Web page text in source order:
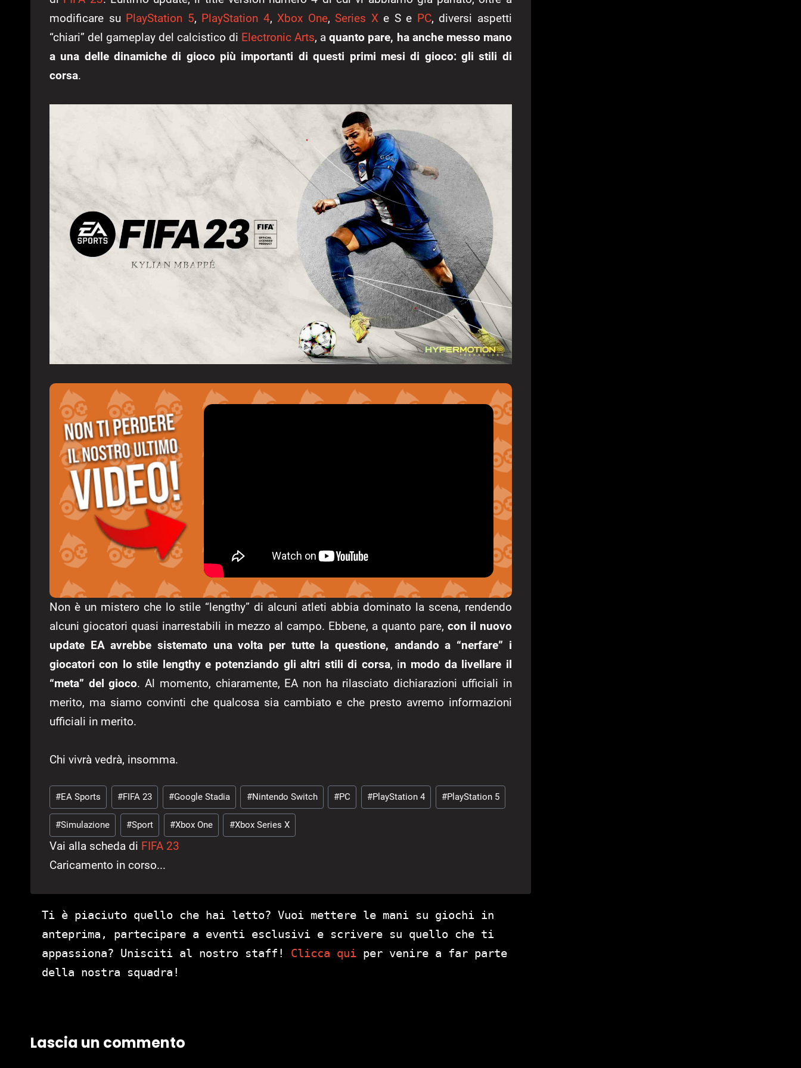
modificare su PlayStation 5, PlayStation 4,Xbox One,Series Xe S e PC, diversi aspetti
“chiari” del gameplay del calcistico di Electronic Arts, a quanto pare, ha anche messo mano
a una delle dinamiche di gioco più importanti di questi primi mesi di gioco: gli stili di
corsa.
Non è un mistero che lo stile “lengthy” di alcuni atleti abbia dominato la scena, rendendo
alcuni giocatori quasi inarrestabili in mezzo al campo. Ebbene, a quanto pare, con il nuovo
update EA avrebbe sistemato una volta per tutte la questione, andando a “nerfare” i
giocatori con lo stile lengthy e potenziando gli altri stili di corsa, in modo da livellare il
“meta” del gioco. Al momento, chiaramente, EA non ha rilasciato dichiarazioni ufficiali in
merito, ma siamo convinti che qualcosa sia cambiato e che presto avremo informazioni
ufficiali in merito.
Chi vivrà vedrà, insomma.
Tag
articolo:
#EA Sports #FIFA 23 #Google Stadia #Nintendo Switch #PC #PlayStation 4 #PlayStation 5
#Simulazione #Sport #Xbox One #Xbox Series X
Vai alla scheda di FIFA 23
Caricamento in corso...
Ti è piaciuto quello che hai letto? Vuoi mettere le mani su giochi in
anteprima, partecipare a eventi esclusivi e scrivere su quello che ti
appassiona? Unisciti al nostro staff! Clicca qui per venire a far parte
della nostra squadra!
Lascia un commento